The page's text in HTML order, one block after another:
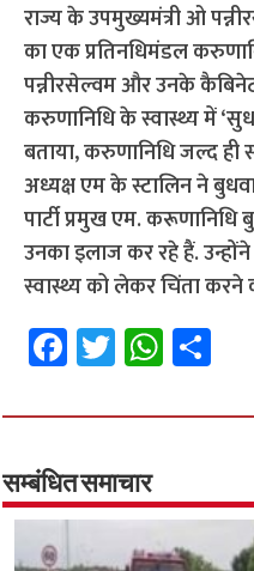
राज्य के उपमुख्यमंत्री ओ
का एक प्रतिनधिमंडल
पन्नीरसेल्वम और उनके
करुणानिधि के स्वास्थ्य में
बताया, करुणानिधि जल्द ही
अध्यक्ष एम के स्टालिन ने
पार्टी प्रमुख एम.
उनका इलाज कर रहे हैं.
स्वास्थ्य को लेकर चिंता करने
Fa
ce
b
o
o
k
T
wi
tt
er
W
h
at
p
p
ar
सम्बंधित समाचार